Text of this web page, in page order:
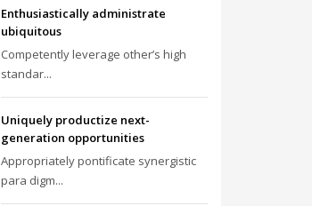
Enthusiastically administrate
ubiquitous
Competently leverage other’s high
standar...
Uniquely productize next-
generation opportunities
Appropriately pontificate synergistic
para digm...